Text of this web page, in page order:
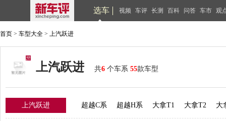
选车 视频 车评 长测 百科 问答 车市 观
首页 > 车型大全 > 上汽跃进
上汽跃进 共6 个车系 55款车型
上汽跃进 超越C系 超越H系 大拿T1 大拿T2 大